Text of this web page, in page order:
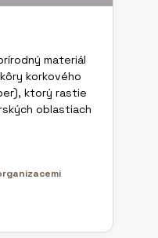
materiál
korkového
ktorý rastie
oblastiach